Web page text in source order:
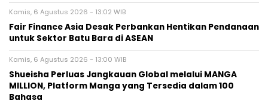
Kamis, 6 Agustus 2026 - 13:02 WIB
Fair Finance Asia Desak Perbankan Hentikan Pendanaan
untuk Sektor Batu Bara di ASEAN
Kamis, 6 Agustus 2026 - 13:00 WIB
Shueisha Perluas Jangkauan Global melalui MANGA
MILLION, Platform Manga yang Tersedia dalam 100
Bahasa